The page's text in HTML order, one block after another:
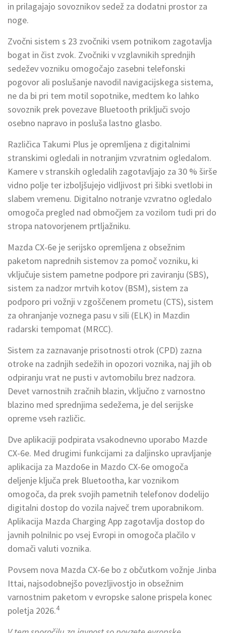
in prilagajajo sovoznikov sedež za dodatni prostor za
noge.
Zvočni sistem s 23 zvočniki vsem potnikom zagotavlja
bogat in čist zvok. Zvočniki v vzglavnikih sprednjih
sedežev vozniku omogočajo zasebni telefonski
pogovor ali poslušanje navodil navigacijskega sistema,
ne da bi pri tem motil sopotnike, medtem ko lahko
sovoznik prek povezave Bluetooth priključi svojo
osebno napravo in posluša lastno glasbo.
Različica Takumi Plus je opremljena z digitalnimi
stranskimi ogledali in notranjim vzvratnim ogledalom.
Kamere v stranskih ogledalih zagotavljajo za 30 % širše
vidno polje ter izboljšujejo vidljivost pri šibki svetlobi in
slabem vremenu. Digitalno notranje vzvratno ogledalo
omogoča pregled nad območjem za vozilom tudi pri do
stropa natovorjenem prtljažniku.
Mazda CX-6e je serijsko opremljena z obsežnim
paketom naprednih sistemov za pomoč vozniku, ki
vključuje sistem pametne podpore pri zaviranju (SBS),
sistem za nadzor mrtvih kotov (BSM), sistem za
podporo pri vožnji v zgoščenem prometu (CTS), sistem
za ohranjanje voznega pasu v sili (ELK) in Mazdin
radarski tempomat (MRCC).
Sistem za zaznavanje prisotnosti otrok (CPD) zazna
otroke na zadnjih sedežih in opozori voznika, naj jih ob
odpiranju vrat ne pusti v avtomobilu brez nadzora.
Devet varnostnih zračnih blazin, vključno z varnostno
blazino med sprednjima sedežema, je del serijske
opreme vseh različic.
Dve aplikaciji podpirata vsakodnevno uporabo Mazde
CX-6e. Med drugimi funkcijami za daljinsko upravljanje
aplikacija za Mazdo6e in Mazdo CX-6e omogoča
deljenje ključa prek Bluetootha, kar voznikom
omogoča, da prek svojih pametnih telefonov dodelijo
digitalni dostop do vozila največ trem uporabnikom.
Aplikacija Mazda Charging App zagotavlja dostop do
javnih polnilnic po vsej Evropi in omogoča plačilo v
domači valuti voznika.
Povsem nova Mazda CX-6e bo z občutkom vožnje Jinba
Ittai, najsodobnejšo povezljivostjo in obsežnim
varnostnim paketom v evropske salone prispela konec
poletja 2026.4